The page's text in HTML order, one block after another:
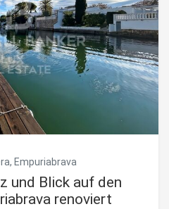
Anbindung von Frankreich
sowohl als
Zweitwohnsitz oder als
Vermietung.
Empuriabrava
und Blick auf den
renoviert